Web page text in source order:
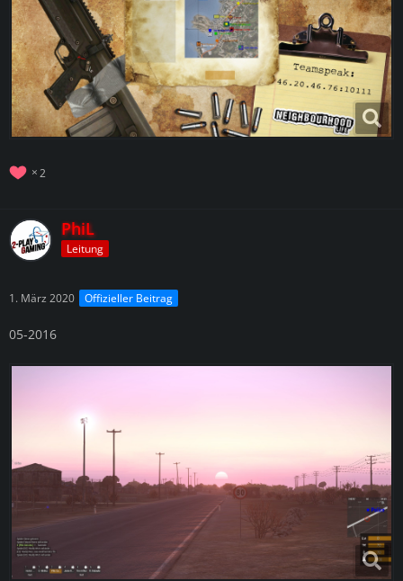
2
PhiL
Leitung
1. März 2020 Offizieller Beitrag
05-2016